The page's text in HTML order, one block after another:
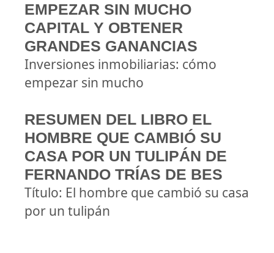
EMPEZAR SIN MUCHO
CAPITAL Y OBTENER
GRANDES GANANCIAS
Inversiones inmobiliarias: cómo
empezar sin mucho
RESUMEN DEL LIBRO EL
HOMBRE QUE CAMBIÓ SU
CASA POR UN TULIPÁN DE
FERNANDO TRÍAS DE BES
Título: El hombre que cambió su casa
por un tulipán